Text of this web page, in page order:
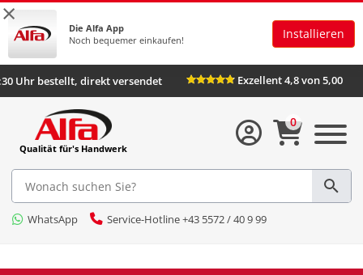
×
Die Alfa App
Noch bequemer einkaufen!
Installieren
16:30 Uhr bestellt, direkt versendet Exzellent 4,8 von 5,00
Qualität für's Handwerk
WhatsApp Service-Hotline +43 5572 / 40 9 99
0